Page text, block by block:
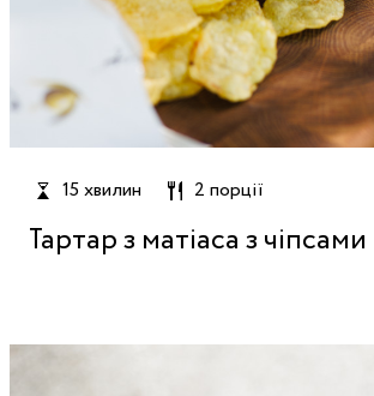
15 хвилин 2 порції
Тартар з матіаса з чіпсами